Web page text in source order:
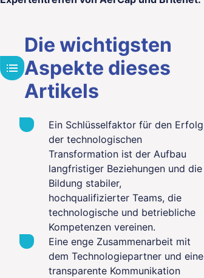
Die wichtigsten
Aspekte dieses
Artikels
Ein Schlüsselfaktor für den Erfolg
der technologischen
Transformation ist der Aufbau
langfristiger Beziehungen und die
Bildung stabiler,
hochqualifizierter Teams, die
technologische und betriebliche
Kompetenzen vereinen.
Eine enge Zusammenarbeit mit
dem Technologiepartner und eine
transparente Kommunikation